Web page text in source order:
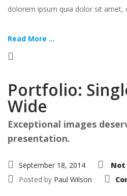
dolorem ipsum quia dolor sit amet,
Read More ...
Portfolio:
Wide
Exceptional images
presentation.
September 18, 2014
Not
Posted by Paul Wilson